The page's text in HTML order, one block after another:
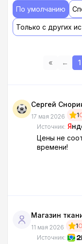
По умолчанию
Только с других
« ← 1
Сергей
17 мая 2026 1
Источник: Я
Цены не
времени!
Магазин
11 мая 2026 1
Источник: